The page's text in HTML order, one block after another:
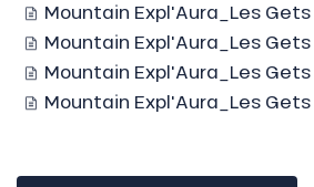
Mountain Expl'Aura_Les Gets
Mountain Expl'Aura_Les Gets
Mountain Expl'Aura_Les Gets
Mountain Expl'Aura_Les Gets